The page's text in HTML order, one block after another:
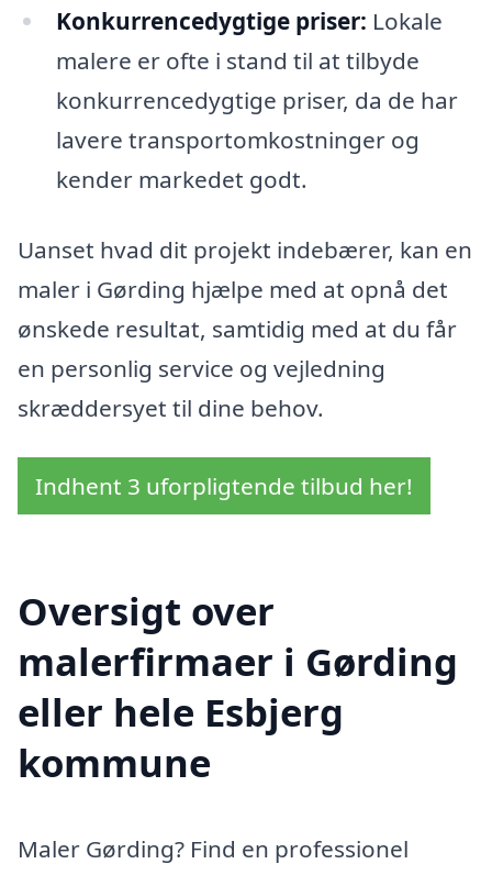
Konkurrencedygtige priser: Lokale
malere er ofte i stand til at tilbyde
konkurrencedygtige priser, da de har
lavere transportomkostninger og
kender markedet godt.
Uanset hvad dit projekt indebærer, kan en
maler i Gørding hjælpe med at opnå det
ønskede resultat, samtidig med at du får
en personlig service og vejledning
skræddersyet til dine behov.
Indhent 3 uforpligtende tilbud her!
Oversigt over
malerfirmaer i Gørding
eller hele Esbjerg
kommune
Maler Gørding? Find en professionel